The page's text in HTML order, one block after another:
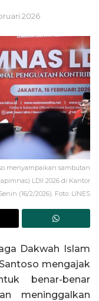
2026
menyampaikan sambutan
LDII 2026 di Kantor
(16/2/2026). Foto: LINES
Dakwah Islam
mengajak
benar-benar
meninggalkan